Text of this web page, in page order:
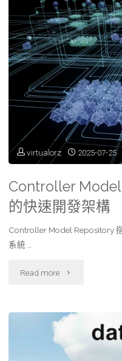
懶
人
大
招:
GeneralAPI"
virtualorz 2025-07-25
Controller
的快速開發架構
Controller Model Repository
系統 …
Read more "Controller
Repository
搭